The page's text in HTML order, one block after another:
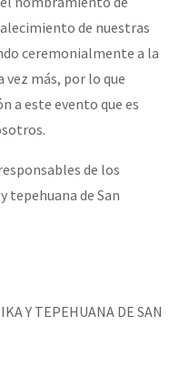
de nuestras
ceremonialmente a la
más, por lo que
a este evento que es
de los
tepehuana de San
Y TEPEHUANA DE SAN